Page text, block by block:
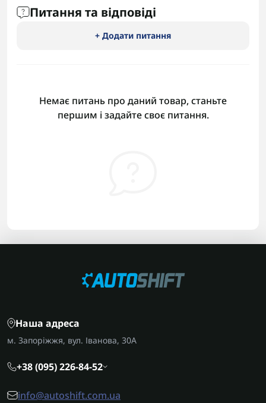
Питання та відповіді
+ Додати питання
Немає питань про даний товар, станьте
першим і задайте своє питання.
Наша адреса
м. Запоріжжя, вул. Іванова, 30А
+38 (095) 226-84-52
info@autoshift.com.ua